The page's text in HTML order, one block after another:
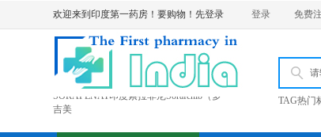
欢迎来到印度第一药房！要购物！先登录 登录 免费
受全球COVID 19影响印度直邮时效将超
Louang Namtha Pharm老挝南塔金象制药
厂防
TAG热门